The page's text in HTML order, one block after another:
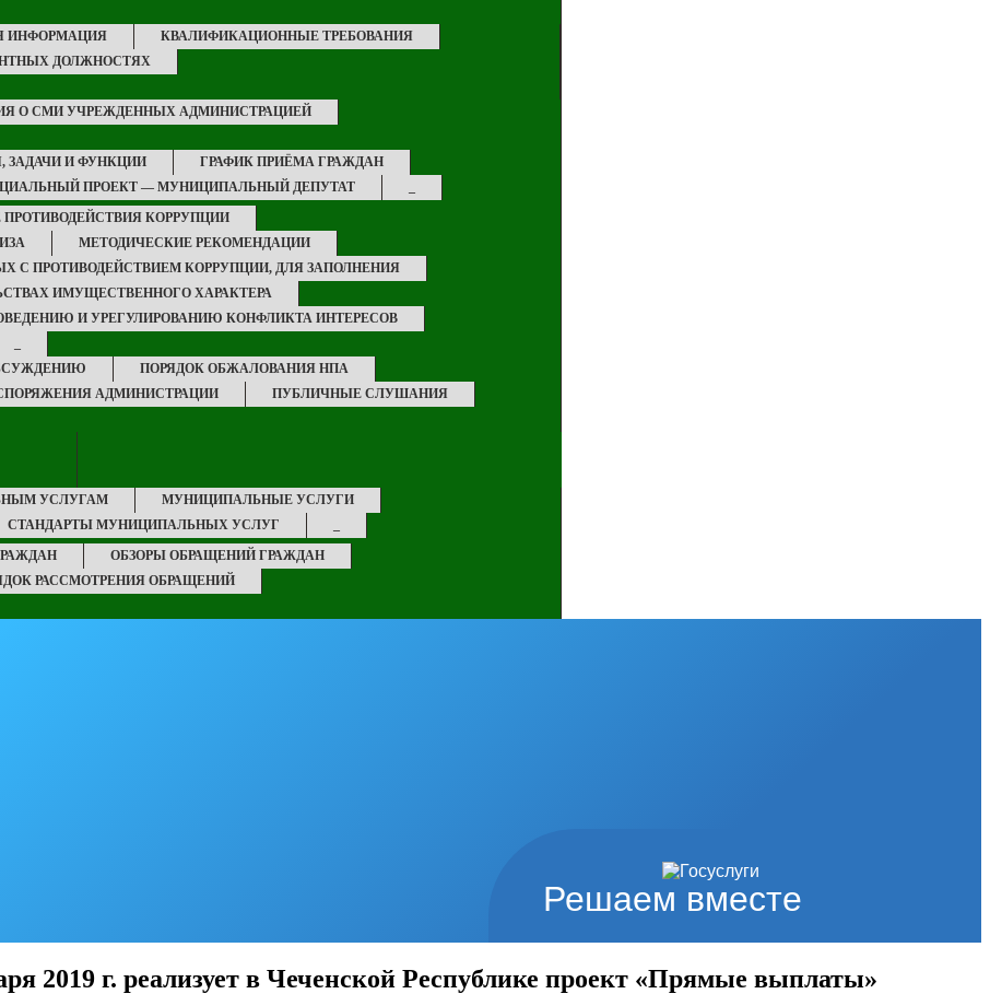
ИНФОРМАЦИЯ
КВАЛИФИКАЦИОННЫЕ ТРЕБОВАНИЯ
ДОЛЖНОСТЯХ
О СМИ УЧРЕЖДЕННЫХ АДМИНИСТРАЦИЕЙ
ЗАДАЧИ И ФУНКЦИИ
ГРАФИК ПРИЁМА ГРАЖДАН
ПРОЕКТ — МУНИЦИПАЛЬНЫЙ ДЕПУТАТ
КОРРУПЦИИ
МЕТОДИЧЕСКИЕ РЕКОМЕНДАЦИИ
С ПРОТИВОДЕЙСТВИЕМ КОРРУПЦИИ, ДЛЯ ЗАПОЛНЕНИЯ
ИМУЩЕСТВЕННОГО ХАРАКТЕРА
И УРЕГУЛИРОВАНИЮ КОНФЛИКТА ИНТЕРЕСОВ
ПОРЯДОК ОБЖАЛОВАНИЯ НПА
АДМИНИСТРАЦИИ
ПУБЛИЧНЫЕ СЛУШАНИЯ
УСЛУГАМ
МУНИЦИПАЛЬНЫЕ УСЛУГИ
СТАНДАРТЫ МУНИЦИПАЛЬНЫХ УСЛУГ
ОБЗОРЫ ОБРАЩЕНИЙ ГРАЖДАН
РАССМОТРЕНИЯ ОБРАЩЕНИЙ
Решаем вместе
2019 г. реализует в Чеченской Республике проект «Прямые выплаты»